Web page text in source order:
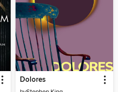
Dolores